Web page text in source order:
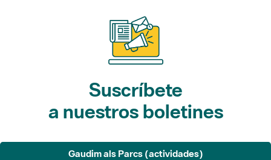
Suscríbete
a nuestros boletines
Gaudim als Parcs (actividades)